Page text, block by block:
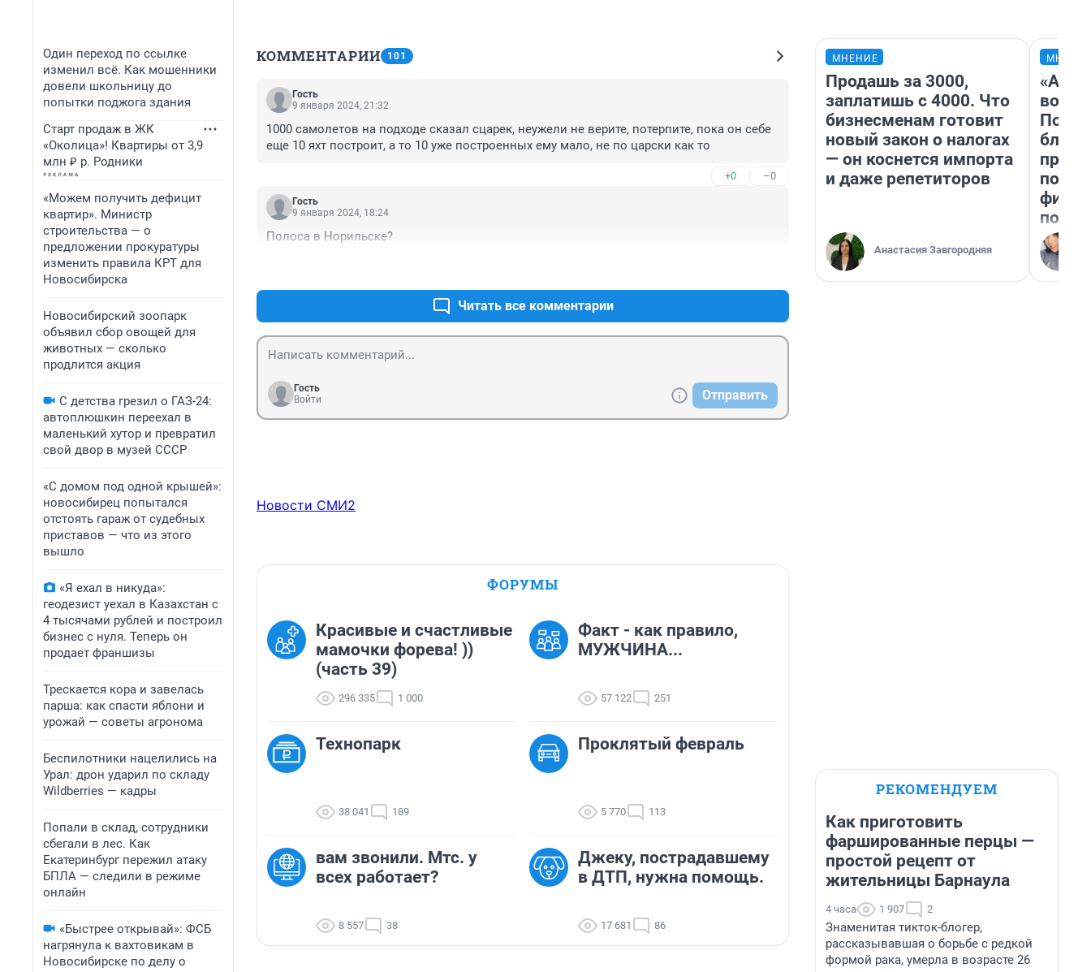
Один переход по ссылке
изменил всё. Как мошенники
довели школьницу до
попытки поджога здания
Старт продаж в ЖК
«Околица»! Квартиры от 3,9
млн ₽ р. Родники
«Можем получить дефицит
квартир». Министр
строительства — о
предложении прокуратуры
изменить правила КРТ для
Новосибирска
Новосибирский зоопарк
объявил сбор овощей для
животных — сколько
продлится акция
С детства грезил о ГАЗ-24:
автоплюшкин переехал в
маленький хутор и превратил
свой двор в музей СССР
«С домом под одной крышей»:
новосибирец попытался
отстоять гараж от судебных
приставов — что из этого
вышло
«Я ехал в никуда»:
геодезист уехал в Казахстан с
4 тысячами рублей и построил
бизнес с нуля. Теперь он
продает франшизы
Трескается кора и завелась
парша: как спасти яблони и
урожай — советы агронома
Беспилотники нацелились на
Урал: дрон ударил по складу
Wildberries — кадры
Попали в склад, сотрудники
сбегали в лес. Как
Екатеринбург пережил атаку
БПЛА — следили в режиме
онлайн
«Быстрее открывай»: ФСБ
нагрянула к вахтовикам в
Новосибирске по делу о
КОММЕНТАРИИ 101
Гость
9 января 2024, 21:32
1000 самолетов на подходе сказал сцарек, неужели не верите, потерпите, пока он себе
еще 10 яхт построит, а то 10 уже построенных ему мало, не по царски как то
+0 –0
Гость
9 января 2024, 18:24
Полоса в Норильске?
Читать все комментарии
Гость
Войти
Отправить
Новости СМИ2
ФОРУМЫ
Красивые и счастливые
мамочки форева! ))
(часть 39)
296 335 1 000
Факт - как правило,
МУЖЧИНА...
57 122 251
Технопарк
38 041 189
Проклятый февраль
5 770 113
вам звонили. Мтс. у
всех работает?
8 557 38
Джеку, пострадавшему
в ДТП, нужна помощь.
17 681 86
МНЕНИЕ
Продашь за 3000,
заплатишь с 4000. Что
бизнесменам готовит
новый закон о налогах
— он коснется импорта
и даже репетиторов
Анастасия Завгородняя
вот
РЕКОМЕНДУЕМ
Как приготовить
фаршированные перцы —
простой рецепт от
жительницы Барнаула
4 часа 1 907 2
Знаменитая тикток-блогер,
рассказывавшая о борьбе с редкой
формой рака, умерла в возрасте 26